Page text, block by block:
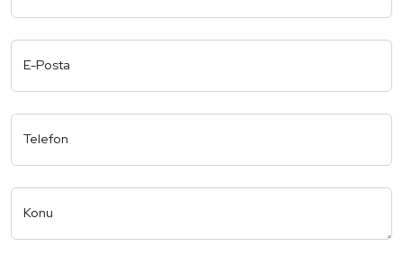
E-Posta
Telefon
Konu